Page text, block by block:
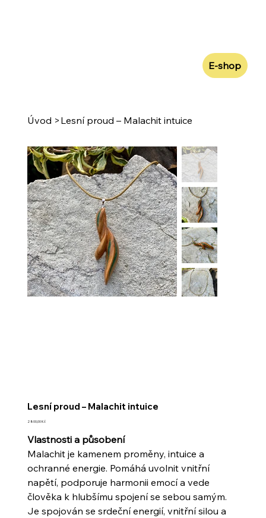
E-shop
Úvod > Lesní proud – Malachit intuice
Lesní proud – Malachit intuice
Cena
2 800,00 Kč
Vlastnosti a působení
Malachit je kamenem proměny, intuice a
ochranné energie. Pomáhá uvolnit vnitřní
napětí, podporuje harmonii emocí a vede
člověka k hlubšímu spojení se sebou samým.
Je spojován se srdeční energií, vnitřní silou a